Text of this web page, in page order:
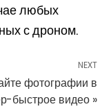
любых
с дроном.
NEXT
фотографии в
быстрое видео »